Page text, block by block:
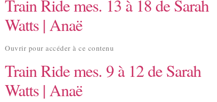
Train Ride mes. 13 à 18 de Sarah
Watts | Anaë
Ouvrir pour accéder à ce contenu
Train Ride mes. 9 à 12 de Sarah
Watts | Anaë